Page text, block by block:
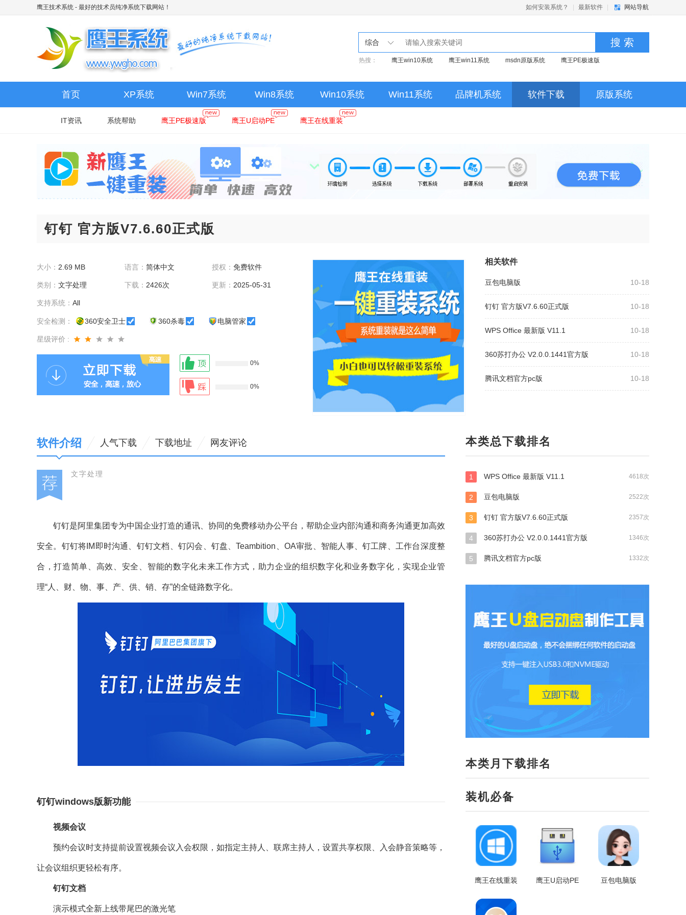
鹰王技术系统 - 最好的技术员纯净系统下载网站！ 如何安装系统？ 最新软件 网站导航
综合 搜 索
热搜： 鹰王win10系统 鹰王win11系统 msdn原版系统 鹰王PE极速版
首页 XP系统 Win7系统 Win8系统 Win10系统 Win11系统 品牌机系统 软件下载 原版系统
IT资讯 系统帮助 鹰王PE极速版 鹰王U启动PE 鹰王在线重装
钉钉 官方版V7.6.60正式版
大小： 2.69 MB 语言： 简体中文 授权：免费软件
类别： 文字处理 下载： 2426次 更新： 2025-05-31
支持系统： All
安全检测： 360安全卫士 360杀毒 电脑管家
星级评价 :
0%
0%
相关软件
10-18
豆包电脑版
10-18
钉钉 官方版V7.6.60正式版
10-18
WPS Office 最新版 V11.1
10-18
360苏打办公 V2.0.0.1441官方版
10-18
腾讯文档官方pc版
软件介绍 人气下载 下载地址 网友评论
文字处理
钉钉是阿里集团专为中国企业打造的通讯、协同的免费移动办公平台，帮助企业内部沟通和商务沟通更加高效
安全。钉钉将IM即时沟通、钉钉文档、钉闪会、钉盘、Teambition、OA审批、智能人事、钉工牌、工作台深度整
合，打造简单、高效、安全、智能的数字化未来工作方式，助力企业的组织数字化和业务数字化，实现企业管
理“人、财、物、事、产、供、销、存”的全链路数字化。
钉钉windows版新功能
视频会议
预约会议时支持提前设置视频会议入会权限，如指定主持人、联席主持人，设置共享权限、入会静音策略等，
让会议组织更轻松有序。
钉钉文档
演示模式全新上线带尾巴的激光笔
本类总下载排名
4618次
1 WPS Office 最新版 V11.1
2522次
2 豆包电脑版
2357次
3 钉钉 官方版V7.6.60正式版
1346次
4 360苏打办公 V2.0.0.1441官方版
1332次
5 腾讯文档官方pc版
本类月下载排名
装机必备
鹰王在线重装 鹰王U启动PE 豆包电脑版